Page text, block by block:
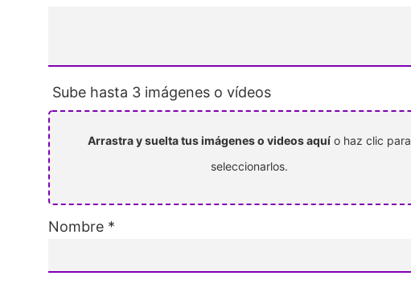
Sube hasta 3 imágenes o vídeos
Arrastra y suelta tus imágenes o videos aquí o haz clic para
seleccionarlos.
Nombre *